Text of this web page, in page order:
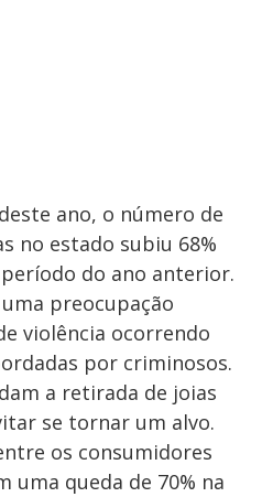
ano, o número de
no estado subiu 68%
do ano anterior.
preocupação
violência ocorrendo
por criminosos.
a retirada de joias
se tornar um alvo.
os consumidores
uma queda de 70% na